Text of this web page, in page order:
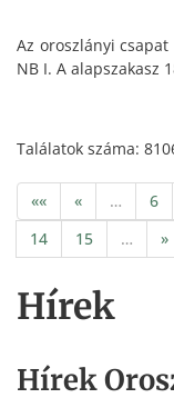
Hírek
Hírek
Az oroszlányi
NB I. A alapszakasz
Találatok száma:
«« « … 6
14
15 … »